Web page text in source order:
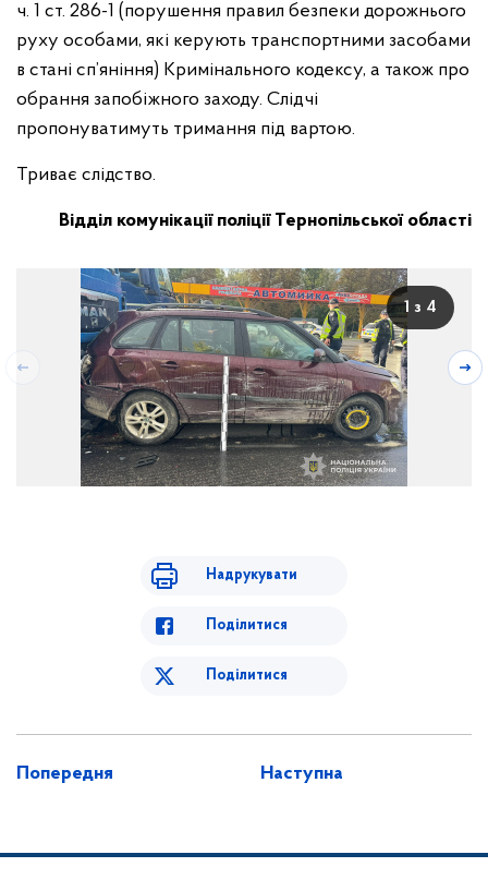
ч. 1 ст. 286-1 (порушення правил безпеки дорожнього
руху особами, які керують транспортними засобами
в стані сп’яніння) Кримінального кодексу, а також про
обрання запобіжного заходу. Слідчі
пропонуватимуть тримання під вартою.
Триває слідство.
Відділ комунікації поліції Тернопільської області
1 з 4
Надрукувати
Поділитися
Поділитися
Попередня Наступна